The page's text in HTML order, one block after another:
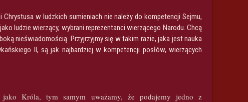
w ludzkich sumieniach nie należy do kompetencji Sejmu,
ludzie wierzący, wybrani reprezentanci wierzącego Narodu. Chcą
nieświadomością. Przyjrzyjmy się w takim razie, jaka jest nauka
II, są jak najbardziej w kompetencji posłów, wierzących
Króla, tym samym uważamy, że podajemy jedno z